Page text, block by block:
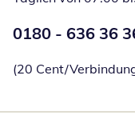
Telefonnummer:
0180 - 636 36
(20 Cent/